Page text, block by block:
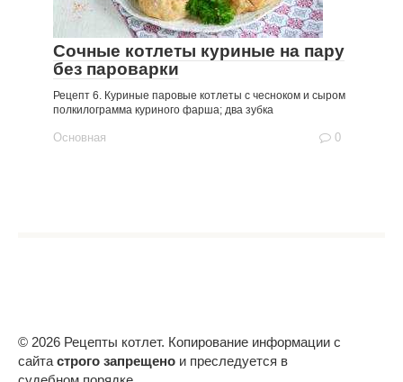
Сочные котлеты куриные на пару
без пароварки
Рецепт 6. Куриные паровые котлеты с чесноком и сыром
полкилограмма куриного фарша; два зубка
Основная 0
© 2026 Рецепты котлет. Копирование информации с
сайта строго запрещено и преследуется в